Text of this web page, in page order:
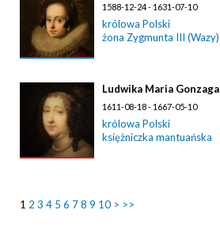
1588-12-24 - 1631-07-10
królowa Polski
żona Zygmunta III (Wazy)
Ludwika Maria Gonzaga
1611-08-18 - 1667-05-10
królowa Polski
księżniczka mantuańska
1 2 3 4 5 6 78 9 10 > >>